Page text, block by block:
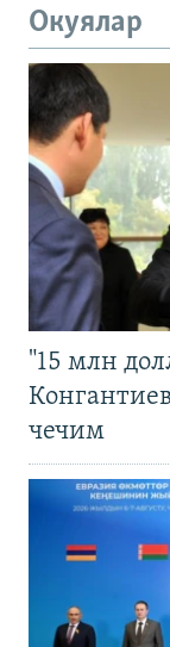
Окуялар
"15 млн
чечим